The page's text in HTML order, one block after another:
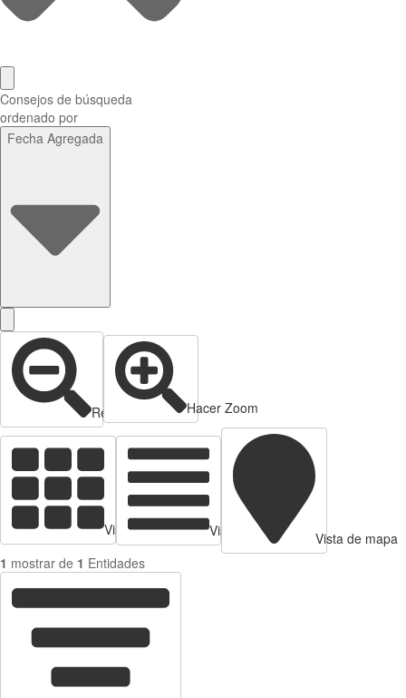
Consejos de búsqueda
ordenado por
Fecha Agregada
Reducir zoom Hacer Zoom
Vista de tarjetas Vista de Tabla
Vista de mapa
1 mostrar de 1 Entidades